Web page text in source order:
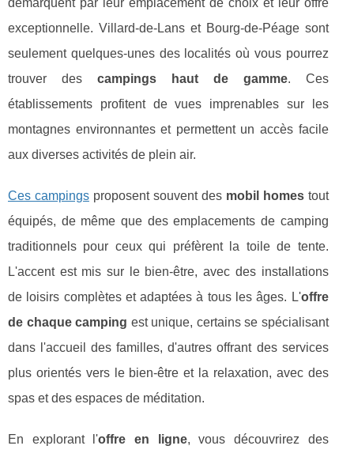
démarquent par leur emplacement de choix et leur offre
exceptionnelle. Villard-de-Lans et Bourg-de-Péage sont
seulement quelques-unes des localités où vous pourrez
trouver des campings haut de gamme. Ces
établissements profitent de vues imprenables sur les
montagnes environnantes et permettent un accès facile
aux diverses activités de plein air.
Ces campingsproposent souvent des mobil homestout
équipés, de même que des emplacements de camping
traditionnels pour ceux qui préfèrent la toile de tente.
L'accent est mis sur le bien-être, avec des installations
de loisirs complètes et adaptées à tous les âges. L'offre
de chaque camping est unique, certains se spécialisant
dans l'accueil des familles, d'autres offrant des services
plus orientés vers le bien-être et la relaxation, avec des
spas et des espaces de méditation.
En explorant l'offre en ligne, vous découvrirez des